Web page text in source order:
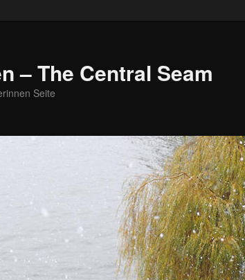
– The Central Seam
Seite